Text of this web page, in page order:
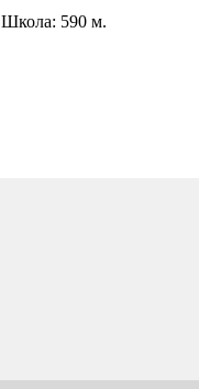
Школа: 590 м.